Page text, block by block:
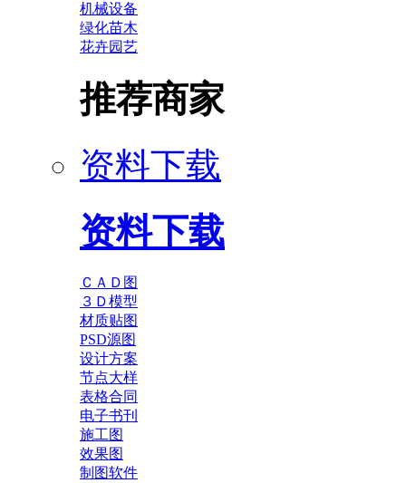
机械设备
绿化苗木
花卉园艺
推荐商家
资料下载
资料下载
ＣＡＤ图
３Ｄ模型
材质贴图
PSD源图
设计方案
节点大样
表格合同
电子书刊
施工图
效果图
制图软件